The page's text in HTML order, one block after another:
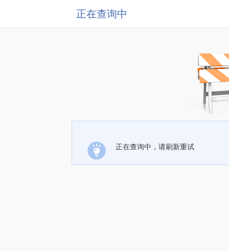
正在查询中
正在查询中，请刷新重试